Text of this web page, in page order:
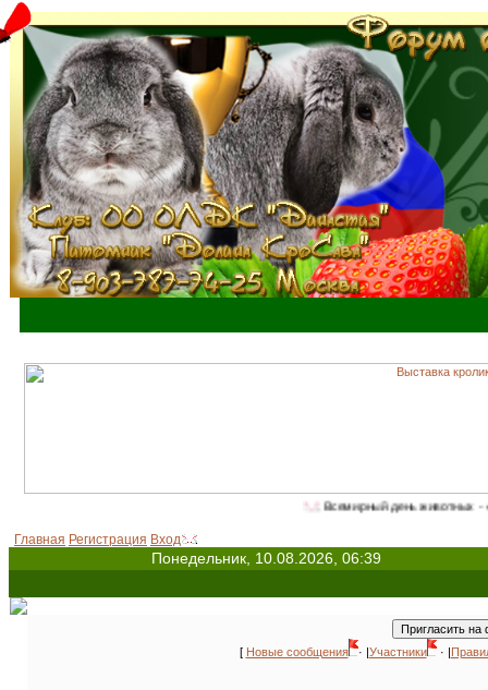
Всемирный день животных - 4 октября (с
Главная Регистрация Вход
Понедельник, 10.08.2026, 06:39
[ Новые сообщения · |Участники · |